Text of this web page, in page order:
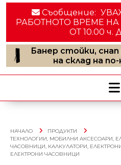
Съобщение:
РАБОТНОТО ВРЕМЕ НА
ОТ 10.00 ч.
Банер стойки,
на склад на
НАЧАЛО
ПРОДУКТИ
ТЕХНОЛОГИИ, МОБИЛНИ АКСЕСОАРИ,
ЧАСОВНИЦИ, КАЛКУЛАТОРИ,
ЕЛЕКТРОНИ ЧАСОВНИЦИ